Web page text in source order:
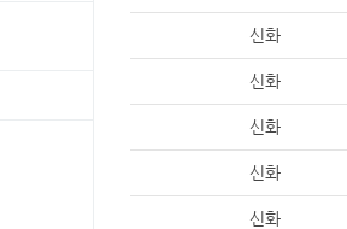
신화
신화
신화
신화
신화